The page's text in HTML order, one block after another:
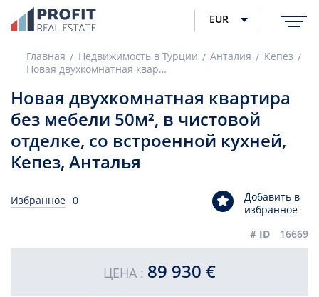
EUR
Главная Недвижимость в Турции Анталия
Кепез
Новая двухкомнатная квартира без мебели 50м², в чистовой отделке, со встроенной кухней, Кепез, Анталья
Новая двухкомнатная квартира
без мебели 50м², в чистовой
отделке, со встроенной кухней,
Кепез, Анталья
Избранное 0
Добавить в
избранное
# ID
16669
ЦЕНА : 89 930 €